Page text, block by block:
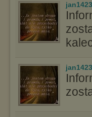
jan1423
jan1423